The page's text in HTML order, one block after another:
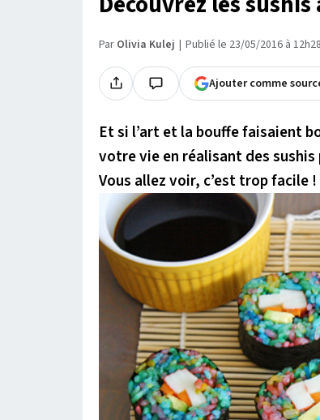
Par Olivia Kulej Publié le 23/05/2016 à 12h28
Ajouter comme
Et si l’art et la bouffe faisaient
votre vie en réalisant des sushis
Vous allez voir, c’est trop facile !